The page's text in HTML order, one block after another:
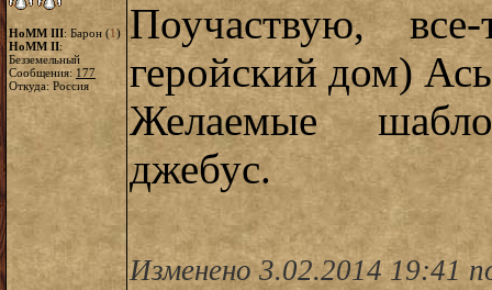
HoMM III: Барон (1)
HoMM II:
Безземельный
Сообщения: 177
Откуда: Россия
Поучаствую,
геройский дом)
Желаемые
джебус.
Изменено 3.02.2014 19:41